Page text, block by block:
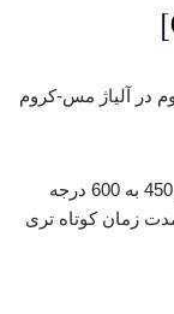
در آلیاژ مس-کروم
3- با افزایش دمای عملیات حرارتی پیرسازی از 450 به 600 درجه
زمان کوتاه تری